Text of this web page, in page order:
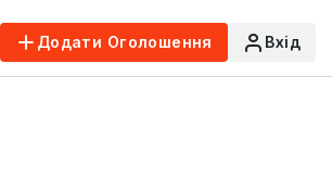
Додати Оголошення Вхід